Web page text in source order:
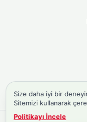
Size daha iyi bir
Sitemizi kullanarak
Politikayı İncele